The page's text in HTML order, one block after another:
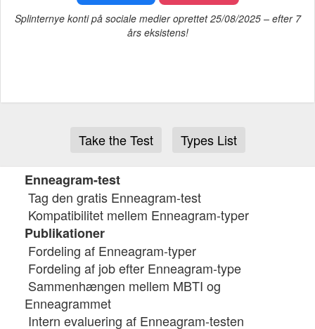
Splinternye konti på sociale medier oprettet 25/08/2025 – efter 7
års eksistens!
Take the Test Types List
Enneagram-test
Tag den gratis Enneagram-test
Kompatibilitet mellem Enneagram-typer
Publikationer
Fordeling af Enneagram-typer
Fordeling af job efter Enneagram-type
Sammenhængen mellem MBTI og
Enneagrammet
Intern evaluering af Enneagram-testen